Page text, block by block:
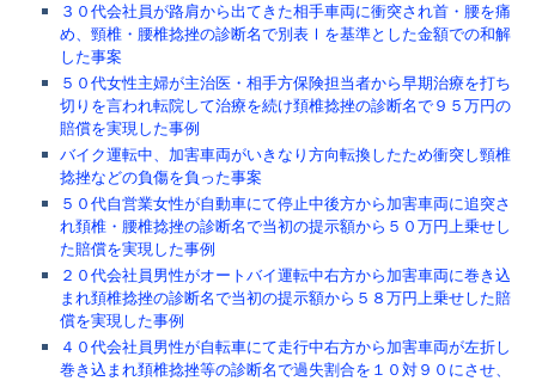
３０代会社員が路肩から出てきた相手車両に衝突され首・腰を痛
め、頸椎・腰椎捻挫の診断名で別表Ⅰを基準とした金額での和解
した事案
５０代女性主婦が主治医・相手方保険担当者から早期治療を打ち
切りを言われ転院して治療を続け頚椎捻挫の診断名で９５万円の
賠償を実現した事例
バイク運転中、加害車両がいきなり方向転換したため衝突し頸椎
捻挫などの負傷を負った事案
５０代自営業女性が自動車にて停止中後方から加害車両に追突さ
れ頚椎・腰椎捻挫の診断名で当初の提示額から５０万円上乗せし
た賠償を実現した事例
２０代会社員男性がオートバイ運転中右方から加害車両に巻き込
まれ頚椎捻挫の診断名で当初の提示額から５８万円上乗せした賠
償を実現した事例
４０代会社員男性が自転車にて走行中右方から加害車両が左折し
巻き込まれ頚椎捻挫等の診断名で過失割合を１０対９０にさせ、